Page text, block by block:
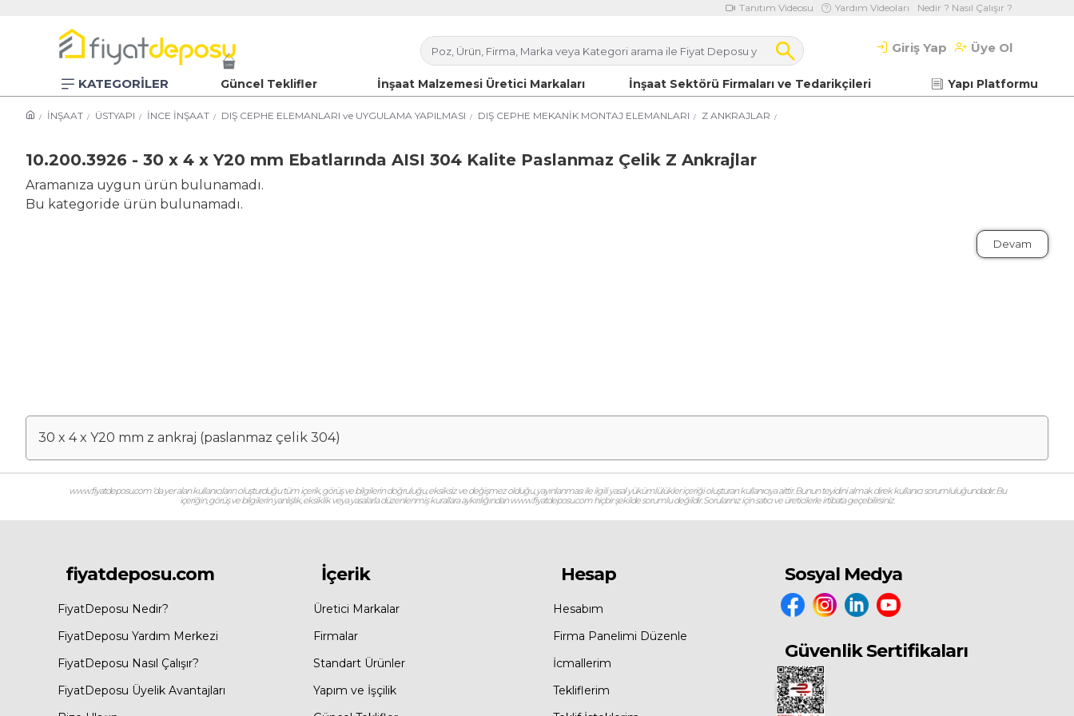
Tanıtım Videosu Yardım Videoları Nedir ? Nasıl Çalışır ?
Giriş Yap Üye Ol
KATEGORİLER Güncel Teklifler İnşaat Malzemesi Üretici Markaları İnşaat Sektörü Firmaları ve Tedarikçileri Yapı Platformu
İNŞAAT ÜSTYAPI İNCE İNŞAAT DIŞ CEPHE ELEMANLARI ve UYGULAMA YAPILMASI DIŞ CEPHE MEKANİK MONTAJ ELEMANLARI Z ANKRAJLAR
10.200.3926 - 30 x 4 x Y20 mm Ebatlarında AISI 304 Kalite Paslanmaz Çelik Z Ankrajlar
Aramanıza uygun ürün bulunamadı.
Bu kategoride ürün bulunamadı.
Devam
30 x 4 x Y20 mm z ankraj (paslanmaz çelik 304)
www.fiyatdeposu.com ‘da yer alan kullanıcıların oluşturduğu tüm içerik, görüş ve bilgilerin doğruluğu, eksiksiz ve değişmez olduğu, yayınlanması ile ilgili yasal yükümlülükler içeriği oluşturan kullanıcıya aittir. Bunun teyidini almak direk kullanıcı sorumluluğundadır. Bu
içeriğin, görüş ve bilgilerin yanlışlık, eksiklik veya yasalarla düzenlenmiş kurallara aykırılığından www.fiyatdeposu.com hiçbir şekilde sorumlu değildir. Sorularınız için satıcı ve üreticilerle irtibata geçebilirsiniz.
fiyatdeposu.com
FiyatDeposu Nedir?
FiyatDeposu Yardım Merkezi
FiyatDeposu Nasıl Çalışır?
FiyatDeposu Üyelik Avantajları
İçerik
Üretici Markalar
Firmalar
Standart Ürünler
Yapım ve İşçilik
Hesap
Hesabım
Firma Panelimi Düzenle
İcmallerim
Tekliflerim
Sosyal Medya
Güvenlik Sertifikaları